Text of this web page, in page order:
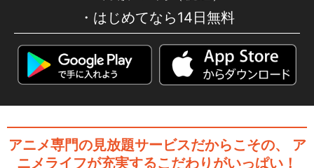
はじめてなら14日無料
アニメ専門の見放題サービスだからこその、
ア
ニメライフが充実するこだわりがいっぱい！